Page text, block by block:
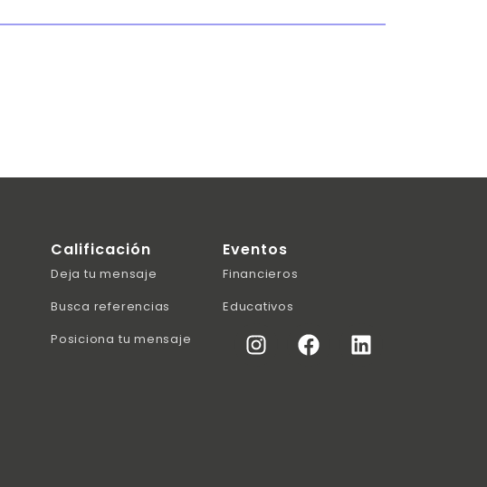
Calificación
Deja tu mensaje
Busca referencias
Posiciona tu mensaje
Eventos
Financieros
Educativos